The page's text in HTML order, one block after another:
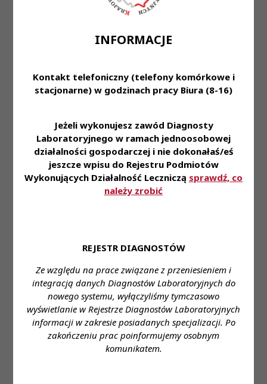
INFORMACJE
Kontakt telefoniczny (telefony komórkowe i
stacjonarne) w godzinach pracy Biura (8-16)
Jeżeli wykonujesz zawód Diagnosty
Laboratoryjnego w ramach jednoosobowej
działalności gospodarczej i nie dokonałaś/eś
jeszcze wpisu do Rejestru Podmiotów
Wykonujących Działalność Leczniczą sprawdź, co
należy zrobić
REJESTR DIAGNOSTÓW
Ze względu na prace związane z przeniesieniem i
integracją danych Diagnostów Laboratoryjnych do
nowego systemu, wyłączyliśmy tymczasowo
wyświetlanie w Rejestrze Diagnostów Laboratoryjnych
informacji w zakresie posiadanych specjalizacji. Po
zakończeniu prac poinformujemy osobnym
komunikatem.
- dobra organizacja pracy,
- zaangażowanie, dokładność i sumienność w
Oferujemy:
- stabilne zatrudnienie na podstawie umowy o
- zniżki na nasze usługi dla naszych Pracowników i
ich rodzin,
- dofinansowanie do ubezpieczenia na życie oraz
karty Multisport,
- możliwość korzystania z prywatnej opieki
- styczność z szerokim spectrum przypadków
Zapraszamy do aplikowania za pośrednictwem
formularza:
Link do aplikacji
Miejsce zatrudnienia:Nowy Sącz